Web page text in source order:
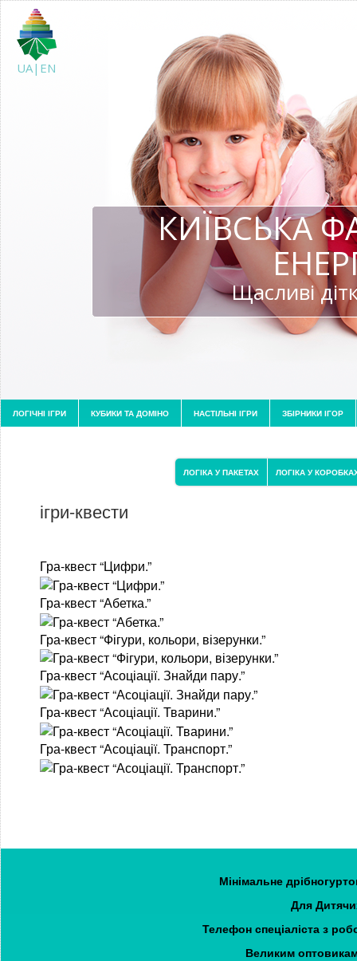
UA|EN
КИЇВСЬКА
Щасливі
ЛОГІЧНІ ІГРИ КУБИКИ ТА ДОМІНО НАСТІЛЬНІ ІГРИ ЗБІРНИКИ ІГОР
ЛОГІКА У ПАКЕТАХ ЛОГІКА У
ігри-квести
Гра-квест “Цифри.”
Гра-квест “Абетка.”
Гра-квест “Фігури, кольори, візерунки.”
Гра-квест “Асоціації. Знайди пару.”
Гра-квест “Асоціації. Тварини.”
Гра-квест “Асоціації. Транспорт.”
Мінімальне
Для
Телефон спеціаліста з
Великим